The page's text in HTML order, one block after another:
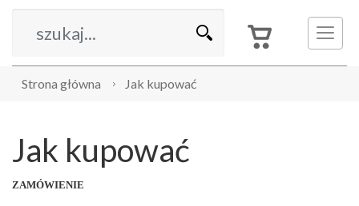
Strona główna Jak kupować
Jak kupować
ZAMÓWIENIE